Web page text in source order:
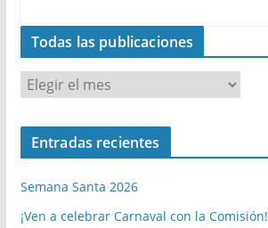
Todas las publicaciones
o
d
l
a
Entradas recientes
Semana Santa 2026
¡Ven a celebrar Carnaval con la Comisión!